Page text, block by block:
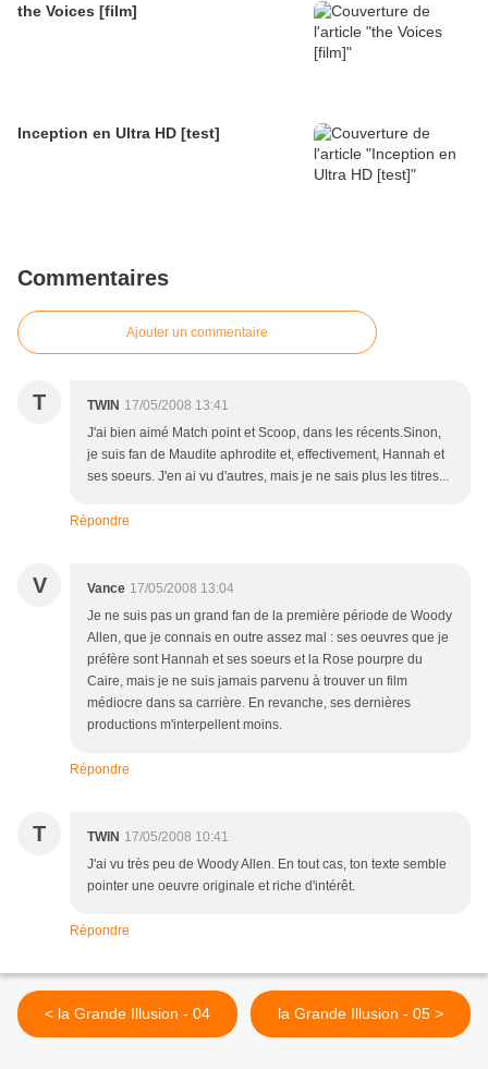
the Voices [film]
Inception en Ultra HD [test]
Commentaires
Ajouter un commentaire
T TWIN 17/05/2008 13:41
J'ai bien aimé Match point et Scoop, dans les récents.Sinon,
je suis fan de Maudite aphrodite et, effectivement, Hannah et
ses soeurs. J'en ai vu d'autres, mais je ne sais plus les titres...
Répondre
V Vance 17/05/2008 13:04
Je ne suis pas un grand fan de la première période de Woody
Allen, que je connais en outre assez mal : ses oeuvres que je
préfère sont Hannah et ses soeurs et la Rose pourpre du
Caire, mais je ne suis jamais parvenu à trouver un film
médiocre dans sa carrière. En revanche, ses dernières
productions m'interpellent moins.
Répondre
T TWIN 17/05/2008 10:41
J'ai vu très peu de Woody Allen. En tout cas, ton texte semble
pointer une oeuvre originale et riche d'intérêt.
Répondre
< la Grande Illusion - 04 la Grande Illusion - 05 >